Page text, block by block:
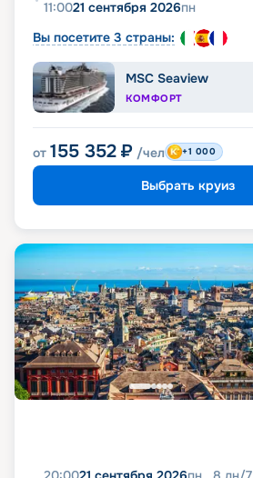
11:0021 сентября 2026пн
Вы посетите 3 страны:
MSC Seaview
КОМФОРТ
от 155 352 ₽ /чел +1 000
Выбрать круиз